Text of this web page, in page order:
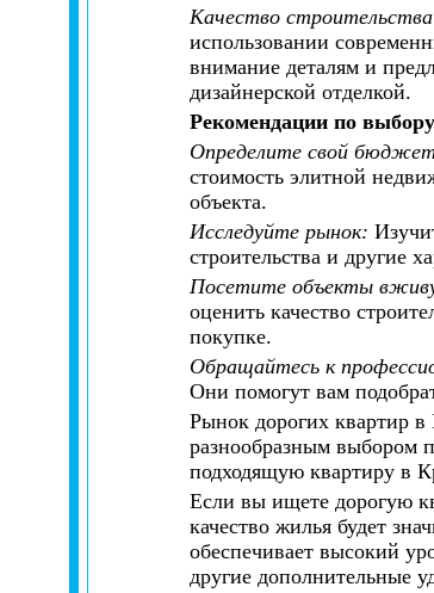
Качество
использовании
внимание деталям и
дизайнерской отделкой.
Рекомендации по
Определите свой
стоимость элитной
объекта.
Исследуйте рынок:
строительства и другие
Посетите объекты
оценить качество
покупке.
Обращайтесь к
Они помогут вам
Рынок дорогих квартир в
разнообразным выбором
подходящую квартиру в
Если вы ищете дорогую
качество жилья будет
обеспечивает высокий
другие дополнительные